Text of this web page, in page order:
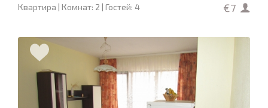
Квартира | Комнат: 2 | Гостей: 4
€7